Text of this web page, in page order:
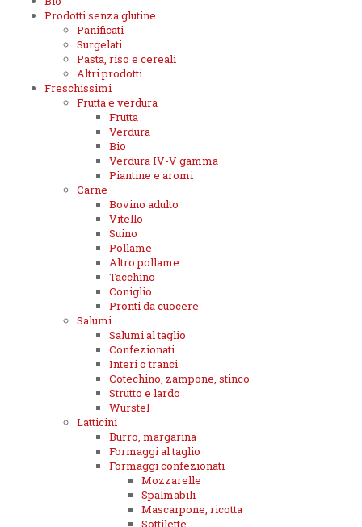
Prodotti senza glutine
Panificati
Surgelati
Pasta, riso e cereali
Altri prodotti
Freschissimi
Frutta e verdura
Frutta
Verdura
Bio
Verdura IV-V gamma
Piantine e aromi
Carne
Bovino adulto
Vitello
Suino
Pollame
Altro pollame
Tacchino
Coniglio
Pronti da cuocere
Salumi
Salumi al taglio
Confezionati
Interi o tranci
Cotechino, zampone, stinco
Strutto e lardo
Wurstel
Latticini
Burro, margarina
Formaggi al taglio
Formaggi confezionati
Mozzarelle
Spalmabili
Mascarpone, ricotta
Sottilette